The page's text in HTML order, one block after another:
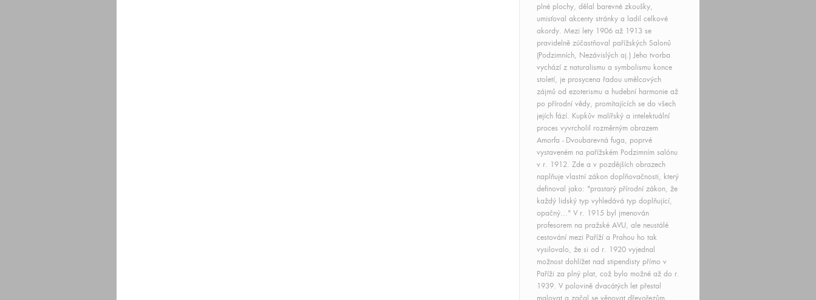
plné plochy, dělal barevné zkoušky,
umisťoval akcenty stránky a ladil celkové
akordy. Mezi lety 1906 až 1913 se
pravidelně zúčastňoval pařížských Salonů
(Podzimních, Nezávislých aj.) Jeho tvorba
vychází z naturalismu a symbolismu konce
století, je prosycena řadou umělcových
zájmů od ezoterismu a hudební harmonie až
po přírodní vědy, promítajících se do všech
jejích fází. Kupkův malířský a intelektuální
proces vyvrcholil rozměrným obrazem
Amorfa - Dvoubarevná fuga, poprvé
vystaveném na pařížském Podzimním salónu
v r. 1912. Zde a v pozdějších obrazech
naplňuje vlastní zákon doplňovačnosti, který
definoval jako: "prastarý přírodní zákon, že
každý lidský typ vyhledává typ doplňující,
opačný..." V r. 1915 byl jmenován
profesorem na pražské AVU, ale neustálé
cestování mezi Paříží a Prahou ho tak
vysilovalo, že si od r. 1920 vyjednal
možnost dohlížet nad stipendisty přímo v
Paříži za plný plat, což bylo možné až do r.
1939. V polovině dvacátých let přestal